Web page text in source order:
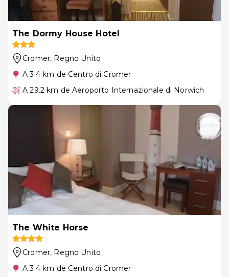
The Dormy House Hotel
Cromer, Regno Unito
A 3.4 km de Centro di Cromer
A 29.2 km de Aeroporto Internazionale di Norwich
The White Horse
Cromer, Regno Unito
A 3.4 km de Centro di Cromer